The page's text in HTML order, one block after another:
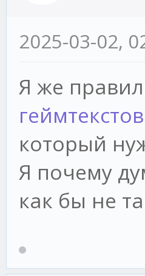
2025-03-02,
Я же
геймтекстов
который
Я почему
как бы не